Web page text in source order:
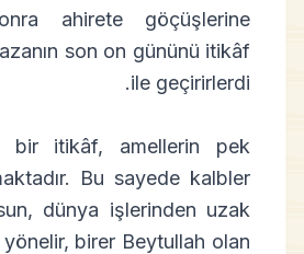
ahirete göçüşlerine
son on gününü itikâf
ile geçirirlerdi.
bir itikâf, amellerin pek
Bu sayede kalbler
dünya işlerinden uzak
birer Beytullah olan